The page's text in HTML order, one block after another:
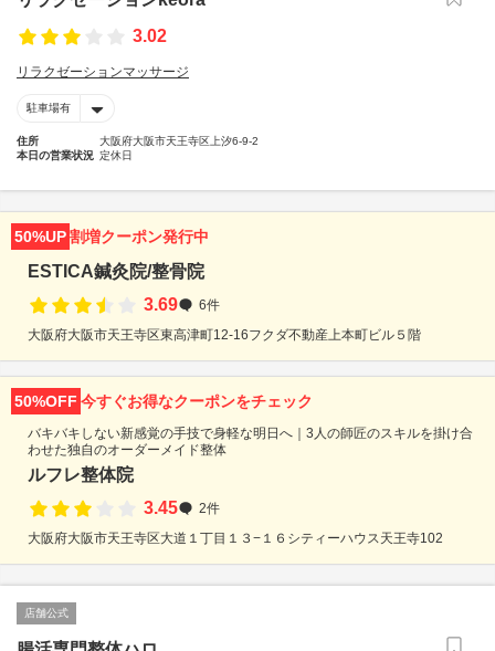
3.02
リラクゼーションマッサージ
駐車場有
住所
大阪府大阪市天王寺区上汐6-9-2
本日の営業状況 定休日
50%UP割増クーポン発行中
ESTICA鍼灸院/整骨院
3.69
6件
大阪府大阪市天王寺区東高津町12-16フクダ不動産上本町ビル５階
50%OFF 今すぐお得なクーポンをチェック
バキバキしない新感覚の手技で身軽な明日へ｜3人の師匠のスキルを掛け合
わせた独自のオーダーメイド整体
ルフレ整体院
3.45
2件
大阪府大阪市天王寺区大道１丁目１３−１６シティーハウス天王寺102
店舗公式